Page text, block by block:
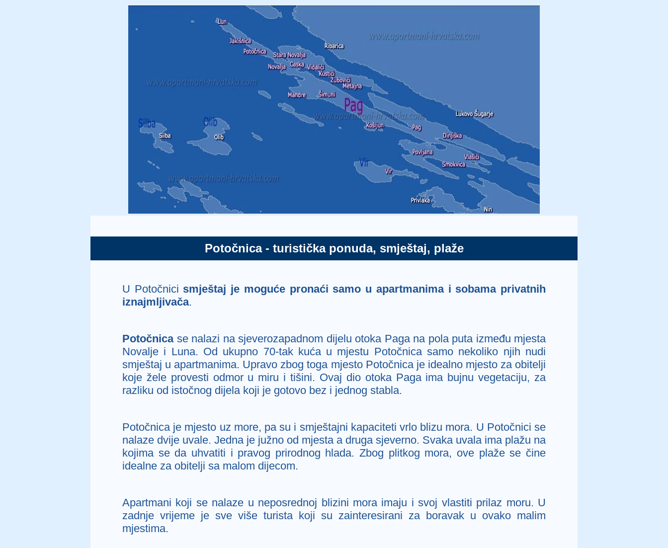
Potočnica - turistička ponuda, smještaj, plaže
U Potočnici smještaj je moguće pronaći samo u apartmanima i sobama privatnih
iznajmljivača.
Potočnicase nalazi na sjeverozapadnom dijelu otoka Paga na pola puta između mjesta
Novalje i Luna. Od ukupno 70-tak kuća u mjestu Potočnica samo nekoliko njih nudi
smještaj u apartmanima. Upravo zbog toga mjesto Potočnica je idealno mjesto za obitelji
koje žele provesti odmor u miru i tišini. Ovaj dio otoka Paga ima bujnu vegetaciju, za
razliku od istočnog dijela koji je gotovo bez i jednog stabla.
Potočnica je mjesto uz more, pa su i smještajni kapaciteti vrlo blizu mora. U Potočnici se
nalaze dvije uvale. Jedna je južno od mjesta a druga sjeverno. Svaka uvala ima plažu na
kojima se da uhvatiti i pravog prirodnog hlada. Zbog plitkog mora, ove plaže se čine
idealne za obitelji sa malom dijecom.
Apartmani koji se nalaze u neposrednoj blizini mora imaju i svoj vlastiti prilaz moru. U
zadnje vrijeme je sve više turista koji su zainteresirani za boravak u ovako malim
mjestima.